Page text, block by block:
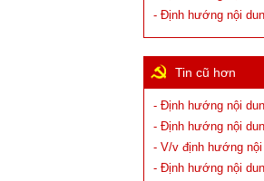
- Định hướng nội
Tin cũ hơn
- Định hướng nội
- Định hướng nội
- V/v định hướng nội
- Định hướng nội